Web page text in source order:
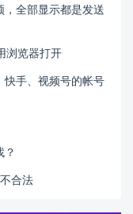
全部显示都是发送
浏览器打开
手、视频号的帐号
合法